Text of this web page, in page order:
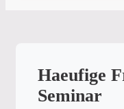
Haeufige
Seminar